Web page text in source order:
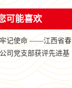
可能喜欢
记使命 ——江西省春
司党支部获评先进基